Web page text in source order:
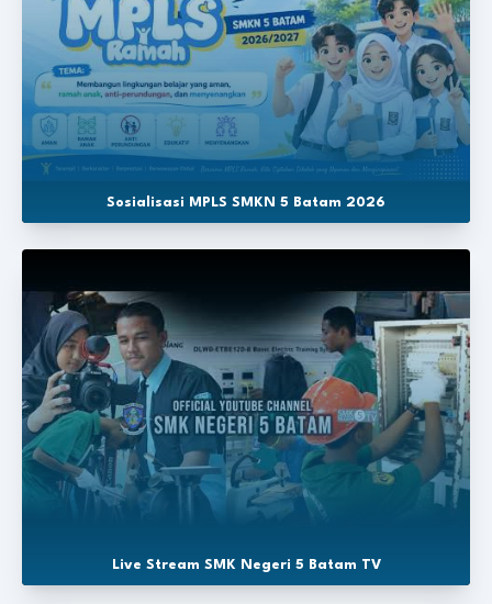
Sosialisasi MPLS SMKN 5 Batam 2026
Live Stream SMK Negeri 5 Batam TV